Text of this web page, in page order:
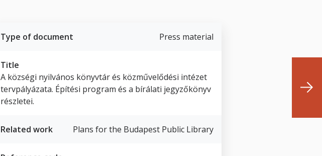
Type of document Press material
Title
A községi nyilvános könyvtár és közművelődési intézet
tervpályázata. Építési program és a bírálati jegyzőkönyv
részletei.
Related work Plans for the Budapest Public Library